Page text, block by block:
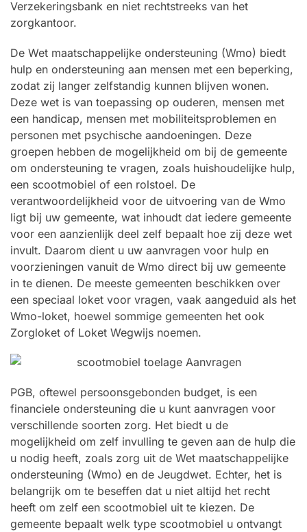
Verzekeringsbank en niet rechtstreeks van het
zorgkantoor.
De Wet maatschappelijke ondersteuning (Wmo) biedt
hulp en ondersteuning aan mensen met een beperking,
zodat zij langer zelfstandig kunnen blijven wonen.
Deze wet is van toepassing op ouderen, mensen met
een handicap, mensen met mobiliteitsproblemen en
personen met psychische aandoeningen. Deze
groepen hebben de mogelijkheid om bij de gemeente
om ondersteuning te vragen, zoals huishoudelijke hulp,
een scootmobiel of een rolstoel. De
verantwoordelijkheid voor de uitvoering van de Wmo
ligt bij uw gemeente, wat inhoudt dat iedere gemeente
voor een aanzienlijk deel zelf bepaalt hoe zij deze wet
invult. Daarom dient u uw aanvragen voor hulp en
voorzieningen vanuit de Wmo direct bij uw gemeente
in te dienen. De meeste gemeenten beschikken over
een speciaal loket voor vragen, vaak aangeduid als het
Wmo-loket, hoewel sommige gemeenten het ook
Zorgloket of Loket Wegwijs noemen.
PGB, oftewel persoonsgebonden budget, is een
financiele ondersteuning die u kunt aanvragen voor
verschillende soorten zorg. Het biedt u de
mogelijkheid om zelf invulling te geven aan de hulp die
u nodig heeft, zoals zorg uit de Wet maatschappelijke
ondersteuning (Wmo) en de Jeugdwet. Echter, het is
belangrijk om te beseffen dat u niet altijd het recht
heeft om zelf een scootmobiel uit te kiezen. De
gemeente bepaalt welk type scootmobiel u ontvangt